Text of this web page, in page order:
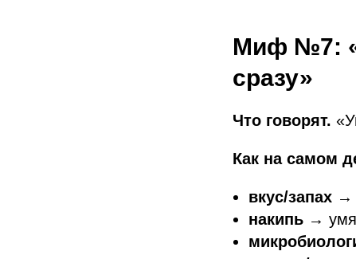
Миф №7:
сразу»
Что говорят.
Как на самом
вкус/запах →
накипь →